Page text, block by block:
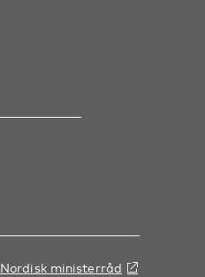
Nordisk ministerråd